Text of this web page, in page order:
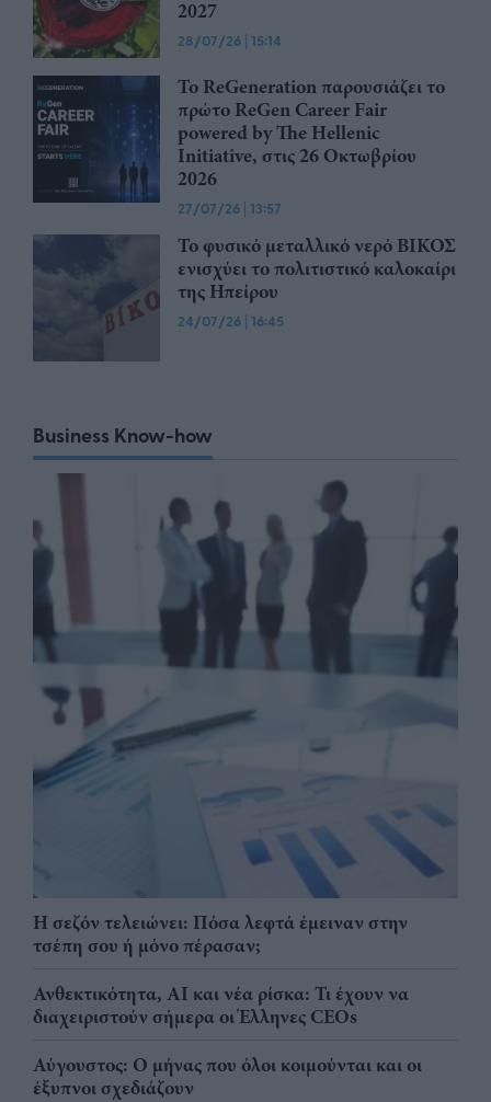
2027
28/07/26 | 15:14
Το ReGeneration παρουσιάζει το
πρώτο ReGen Career Fair
powered by The Hellenic
Initiative, στις 26 Οκτωβρίου
2026
27/07/26 | 13:57
Το φυσικό μεταλλικό νερό ΒΙΚΟΣ
ενισχύει το πολιτιστικό καλοκαίρι
της Ηπείρου
24/07/26 | 16:45
Business Know-how
Η σεζόν τελειώνει: Πόσα λεφτά έμειναν στην
τσέπη σου ή μόνο πέρασαν;
Ανθεκτικότητα, AI και νέα ρίσκα: Τι έχουν να
διαχειριστούν σήμερα οι Έλληνες CEOs
Αύγουστος: Ο μήνας που όλοι κοιμούνται και οι
έξυπνοι σχεδιάζουν